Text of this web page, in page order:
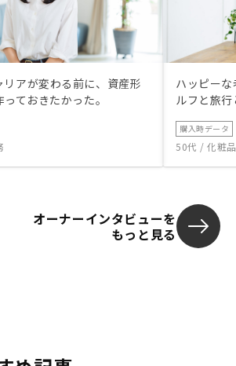
アが変わる前に、資産形
ておきたかった。
ハッピー
ルフと旅
購入時データ
50代 / 化粧
オーナーインタビューを
もっと見る